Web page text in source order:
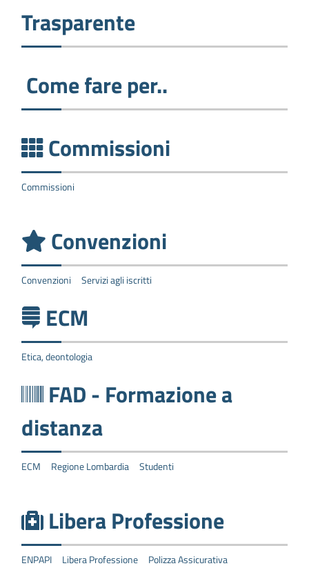
Trasparente
Come fare per..
Commissioni
Commissioni
Convenzioni
Convenzioni Servizi agli iscritti
ECM
Etica, deontologia
FAD - Formazione a
distanza
ECM Regione Lombardia Studenti
Libera Professione
ENPAPI Libera Professione Polizza Assicurativa